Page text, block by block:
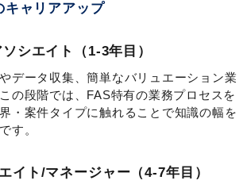
キャリアアップ
シエイト（1-3年目）
データ収集、簡単なバリュエーション業
の段階では、FAS特有の業務プロセスを
・案件タイプに触れることで知識の幅を
す。
イト/マネージャー（4-7年目）